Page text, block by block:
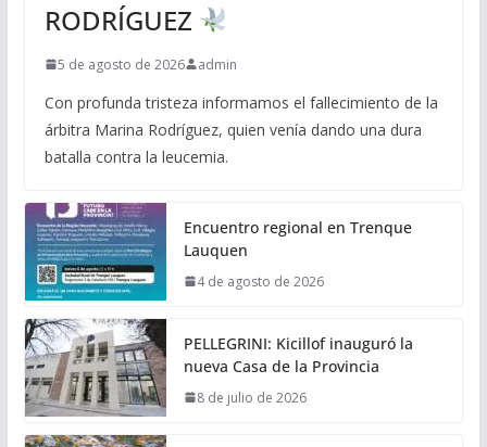
RODRÍGUEZ
5 de agosto de 2026 admin
Con profunda tristeza informamos el fallecimiento de la
árbitra Marina Rodríguez, quien venía dando una dura
batalla contra la leucemia.
Encuentro regional en Trenque
Lauquen
4 de agosto de 2026
PELLEGRINI: Kicillof inauguró la
nueva Casa de la Provincia
8 de julio de 2026